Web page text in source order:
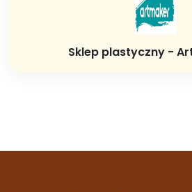
Sklep plastyczny -